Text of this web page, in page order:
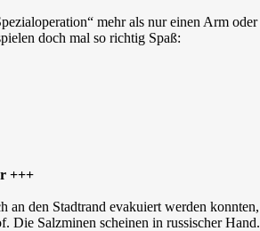
mehr als nur einen Arm
doch mal so richtig Spaß:
+++
den Stadtrand evakuiert werden
Die Salzminen scheinen in russischer Hand.